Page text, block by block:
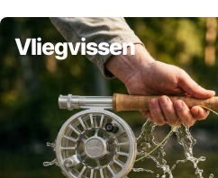
Vliegvissen